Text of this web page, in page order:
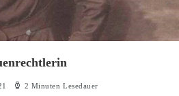
2 Minuten Lesedauer